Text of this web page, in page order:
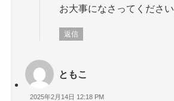
お大事になさってください
返信
ともこ
2025年2月14日 12:18 PM